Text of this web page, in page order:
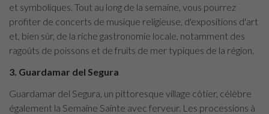
et symboliques. Tout au long de la semaine, vous pourrez
profiter de concerts de musique religieuse, d'expositions d'art
et, bien sûr, de la riche gastronomie locale, notamment des
ragoûts de poissons et de fruits de mer typiques de la région.
3. Guardamar del Segura
Guardamar del Segura, un pittoresque village côtier, célèbre
également la Semaine Sainte avec ferveur. Les processions à